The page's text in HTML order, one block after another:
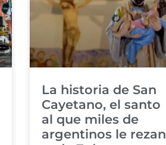
La historia de San
Cayetano, el santo
al que miles de
argentinos le rezan